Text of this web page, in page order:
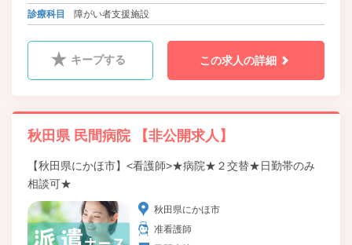
診療科目
障がい者支援施設
キープする この求人の詳細
秋田県 民間病院 【非公開求人】
【秋田県にかほ市】<看護師>★病院★２交替★日勤帯のみ
相談可★
秋田県にかほ市
准看護師